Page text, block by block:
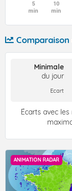
5
min
10
min
Minimale
du jour
Ecart
Écarts avec
ANIMATION RADAR